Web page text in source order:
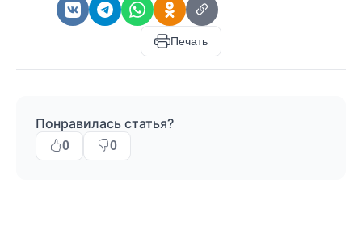
Печать
Понравилась статья?
0 0